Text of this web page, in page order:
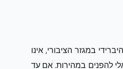
במגזר הציבורי, אינו
להפנים במהירות. אם עד